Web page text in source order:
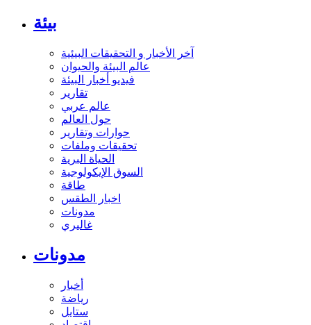
بيئة
آخر الأخبار و التحقيقات البيئية
عالم البيئة والحيوان
فيديو أخبار البيئة
تقارير
عالم عربي
حول العالم
حوارات وتقارير
تحقيقات وملفات
الحياة البرية
السوق الإيكولوجية
طاقة
اخبار الطقس
مدونات
غاليري
مدونات
أخبار
رياضة
ستايل